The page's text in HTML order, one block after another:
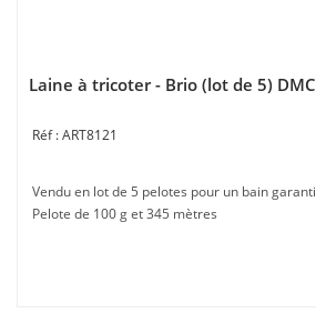
Laine à tricoter - Brio (lot de 5) DMC
ART8121
Vendu en lot de 5 pelotes pour un bain garanti
Pelote de 100 g et 345 mètres